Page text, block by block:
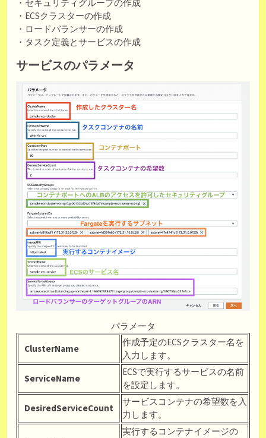
・セキュリティグループの作成
・ECSクラスターの作成
・ロードバランサーの作成
・タスク定義とサービスの作成
サービスのパラメータ
パラメータ
ClusterName
作成予定のECSクラスター名を
入力します。
ServiceName
ECSで実行するサービスの名前
を設定します。
DesiredServiceCount
サービスコンテナの希望数を入
力します。
実行するコンテナイメージの